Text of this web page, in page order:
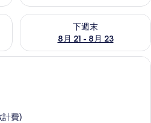
供應情況
下週末
8月 21 - 8月 23
查看下週末 (8月 21 - 8月 23)
基本雙人房 | 高級寢具、迷你吧、書
計費)